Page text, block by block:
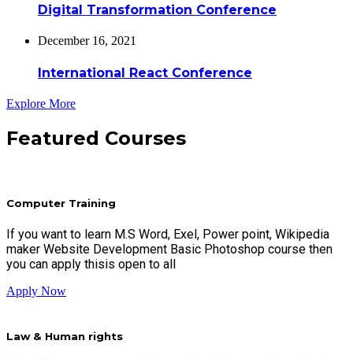
Digital Transformation Conference
December 16, 2021
International React Conference
Explore More
Featured Courses
Computer Training
If you want to learn M.S Word, Exel, Power point, Wikipedia
maker Website Development Basic Photoshop course then
you can apply thisis open to all
Apply Now
Law & Human rights